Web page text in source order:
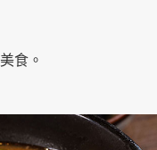
食。